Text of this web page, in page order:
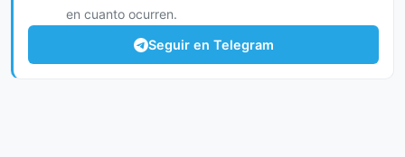
en cuanto ocurren.
Seguir en Telegram